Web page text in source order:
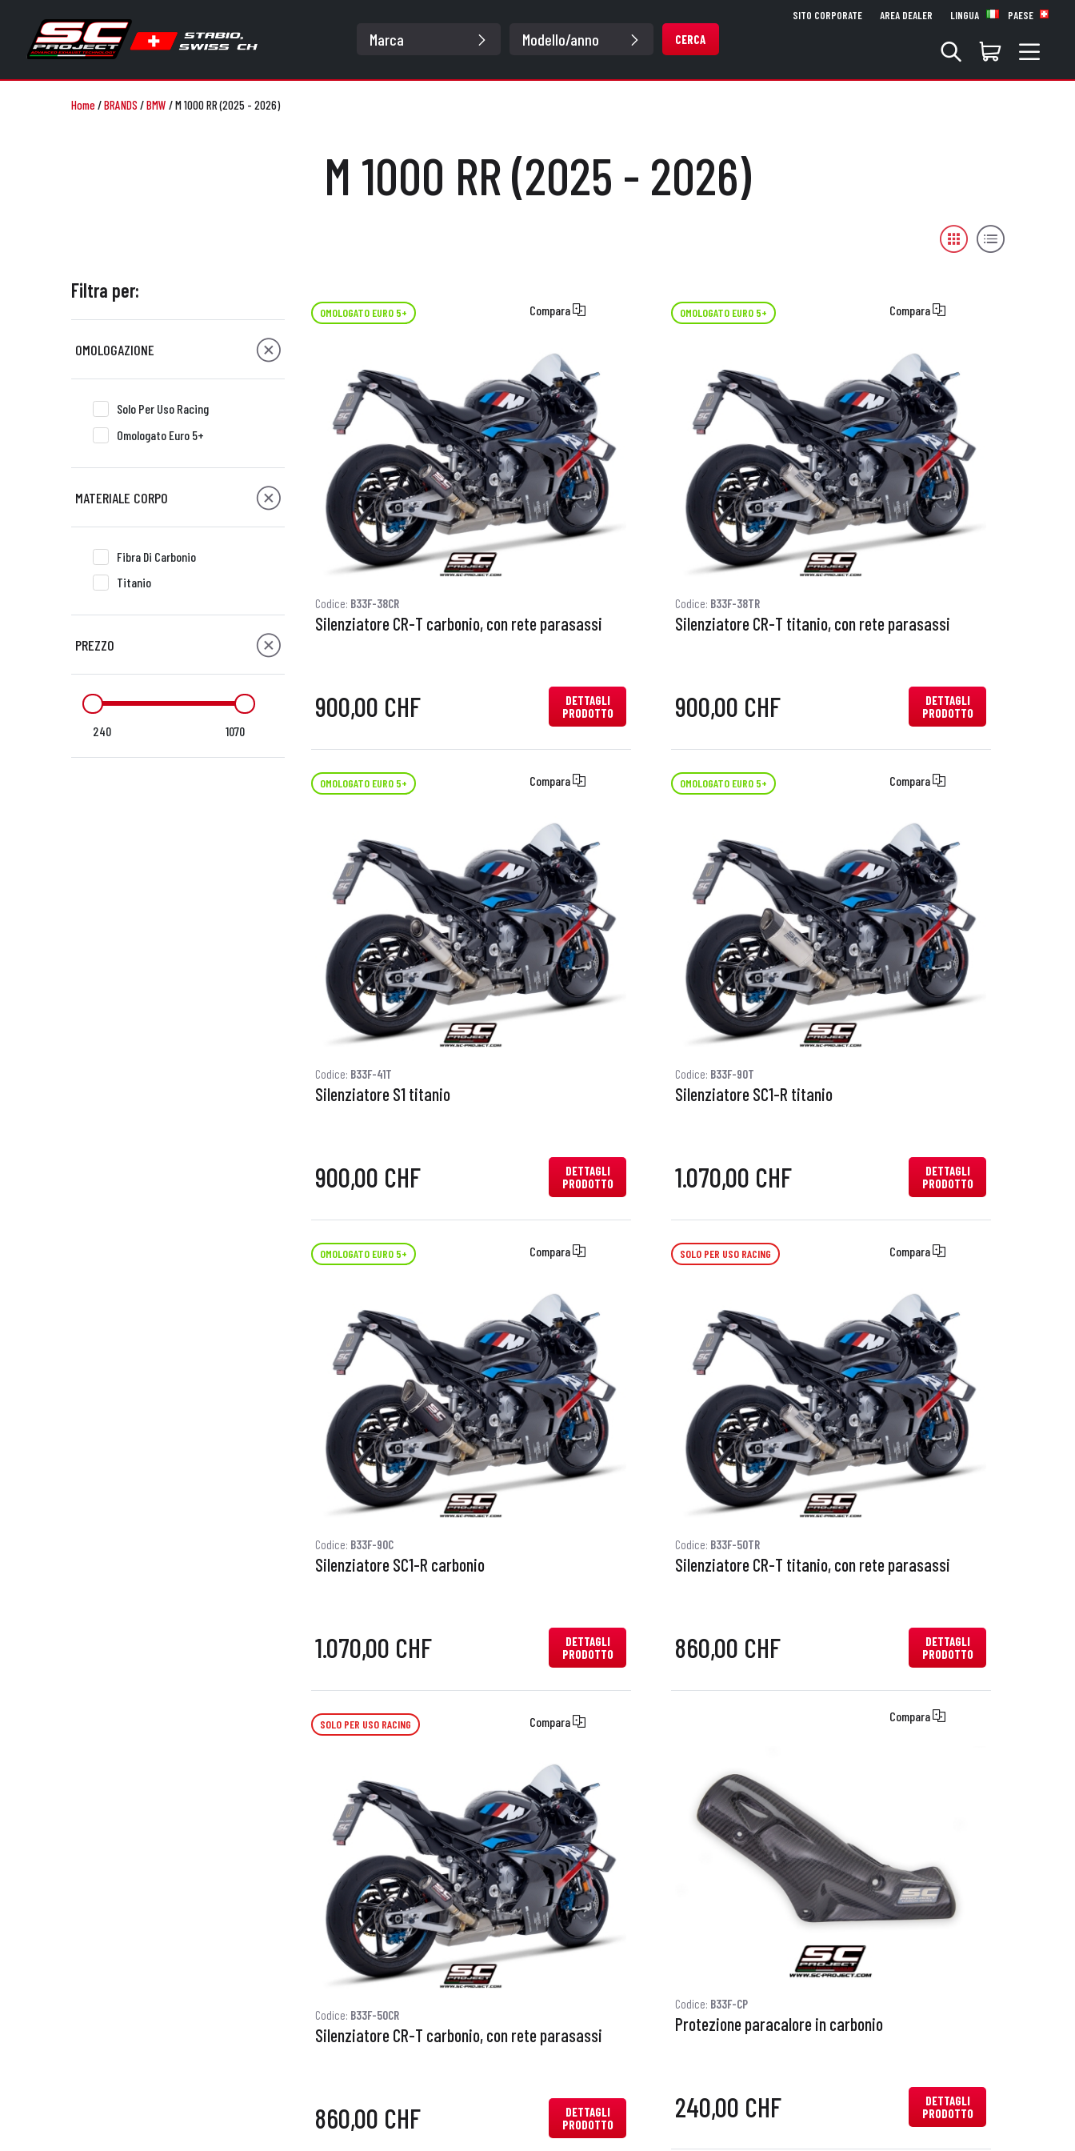
CERCA
SITO CORPORATE AREA DEALER LINGUA PAESE
Home/BRANDS /BMW /M 1000 RR (2025 - 2026)
M 1000 RR (2025 - 2026)
Filtra per:
OMOLOGAZIONE
Solo Per Uso Racing
Omologato Euro 5+
MATERIALE CORPO
Fibra Di Carbonio
Titanio
PREZZO
240 1070
OMOLOGATO EURO 5+ Compara
Codice: B33F-38CR
Silenziatore CR-T carbonio, con rete parasassi
900,00 CHF
DETTAGLI
PRODOTTO
OMOLOGATO EURO 5+ Compara
Codice: B33F-38TR
Silenziatore CR-T titanio, con rete parasassi
900,00 CHF
DETTAGLI
PRODOTTO
OMOLOGATO EURO 5+ Compara
Codice: B33F-41T
Silenziatore S1 titanio
900,00 CHF
DETTAGLI
PRODOTTO
OMOLOGATO EURO 5+ Compara
Codice: B33F-90T
Silenziatore SC1-R titanio
1.070,00 CHF
DETTAGLI
PRODOTTO
OMOLOGATO EURO 5+ Compara
Codice: B33F-90C
Silenziatore SC1-R carbonio
1.070,00 CHF
DETTAGLI
PRODOTTO
SOLO PER USO RACING Compara
Codice: B33F-50TR
Silenziatore CR-T titanio, con rete parasassi
860,00 CHF
DETTAGLI
PRODOTTO
SOLO PER USO RACING Compara
Codice: B33F-50CR
Silenziatore CR-T carbonio, con rete parasassi
860,00 CHF
DETTAGLI
PRODOTTO
Compara
Codice: B33F-CP
Protezione paracalore in carbonio
240,00 CHF
DETTAGLI
PRODOTTO